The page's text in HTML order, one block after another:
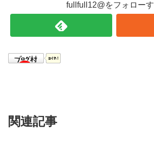
fullfull12@をフォロー
関連記事